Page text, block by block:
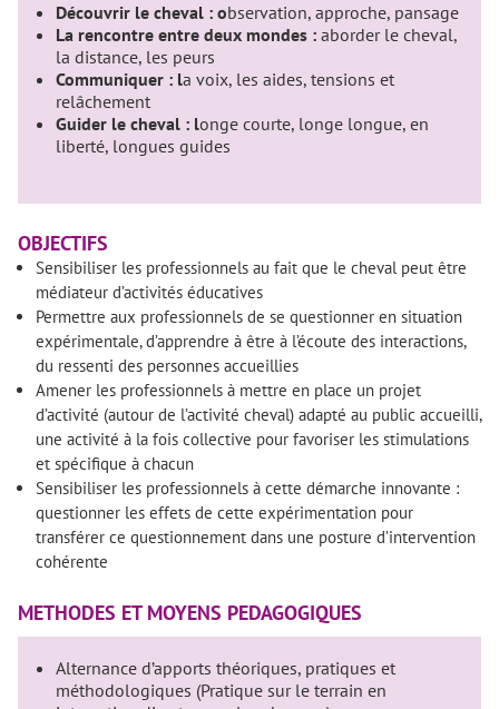
Découvrir le cheval : observation, approche, pansage
La rencontre entre deux mondes : aborder le cheval,
la distance, les peurs
Communiquer : la voix, les aides, tensions et
relâchement
Guider le cheval : longe courte, longe longue, en
liberté, longues guides
OBJECTIFS
Sensibiliser les professionnels au fait que le cheval peut être
médiateur d’activités éducatives
Permettre aux professionnels de se questionner en situation
expérimentale, d’apprendre à être à l’écoute des interactions,
du ressenti des personnes accueillies
Amener les professionnels à mettre en place un projet
d’activité (autour de l’activité cheval) adapté au public accueilli,
une activité à la fois collective pour favoriser les stimulations
et spécifique à chacun
Sensibiliser les professionnels à cette démarche innovante :
questionner les effets de cette expérimentation pour
transférer ce questionnement dans une posture d’intervention
cohérente
METHODES ET MOYENS PEDAGOGIQUES
Alternance d’apports théoriques, pratiques et
méthodologiques (Pratique sur le terrain en